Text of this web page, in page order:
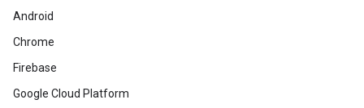
Android
Chrome
Firebase
Google Cloud Platform